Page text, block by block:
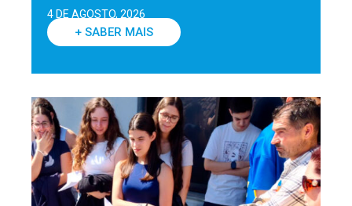
4 DE AGOSTO, 2026
+ SABER MAIS